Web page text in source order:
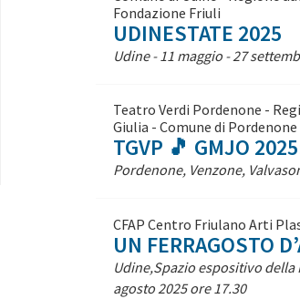
Fondazione Friuli
UDINESTATE 2025
Udine - 11 maggio - 27
Teatro Verdi Pordenone -
Giulia - Comune di Pordenone
TGVP 🎵 GMJO
Pordenone, Venzone,
CFAP Centro Friulano Arti
UN FERRAGOSTO
Udine,Spazio espositivo
agosto 2025 ore 17.30